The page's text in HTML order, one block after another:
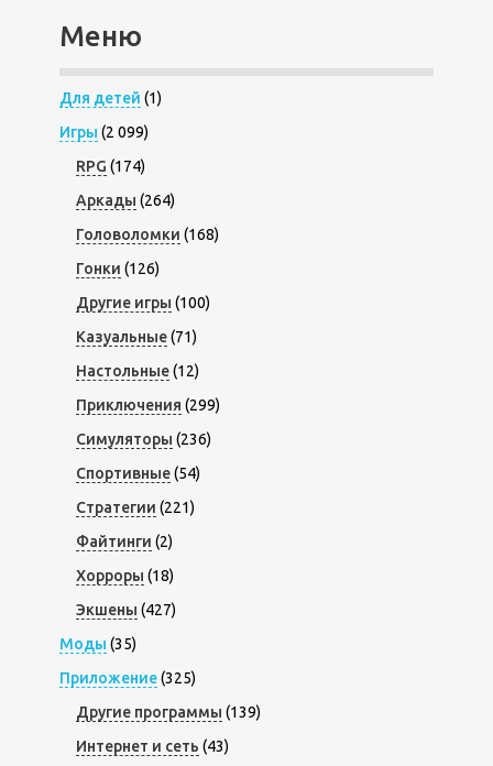
Меню
Для детей (1)
Игры (2 099)
RPG (174)
Аркады (264)
Головоломки (168)
Гонки (126)
Другие игры (100)
Казуальные(71)
Настольные(12)
Приключения (299)
Симуляторы (236)
Спортивные(54)
Стратегии (221)
Файтинги (2)
Хорроры (18)
Экшены (427)
Моды (35)
Приложение(325)
Другие программы (139)
Интернет и сеть (43)